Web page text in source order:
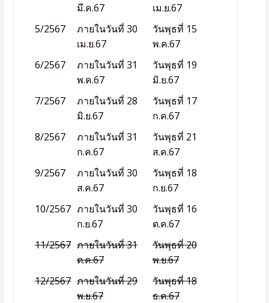
มี.ค.67
เม.ย.67
5/2567
ภายในวันที่ 30
เม.ย.67
วันพุธที่ 15
พ.ค.67
6/2567
ภายในวันที่ 31
พ.ค.67
วันพุธที่ 19
มิ.ย.67
7/2567
ภายในวันที่ 28
มิ.ย.67
วันพุธที่ 17
ก.ค.67
8/2567
ภายในวันที่ 31
ก.ค.67
วันพุธที่ 21
ส.ค.67
9/2567
ภายในวันที่ 30
ส.ค.67
วันพุธที่ 18
ก.ย.67
10/2567 ภายในวันที่ 30
ก.ย.67
วันพุธที่ 16
ต.ค.67
11/2567 ภายในวันที่ 31
ต.ค.67
วันพุธที่ 20
พ.ย.67
12/2567 ภายในวันที่ 29
พ.ย.67
วันพุธที่ 18
ธ.ค.67